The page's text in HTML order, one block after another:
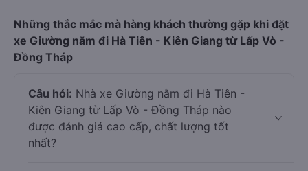
Những thắc mắc mà hàng khách thường gặp khi đặt
xe Giường nằm đi Hà Tiên - Kiên Giang từ Lấp Vò -
Đồng Tháp
Câu hỏi: Nhà xe Giường nằm đi Hà Tiên -
Kiên Giang từ Lấp Vò - Đồng Tháp nào
được đánh giá cao cấp, chất lượng tốt
nhất?